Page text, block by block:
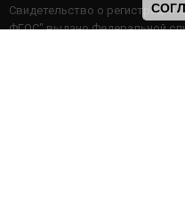
Cвидетельство о
ФГОС" выдано Федеральной